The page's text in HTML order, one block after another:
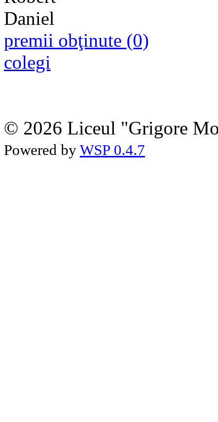
premii obţinute (0)
colegi
© 2026 Liceul "Grigore
Powered by WSP 0.4.7